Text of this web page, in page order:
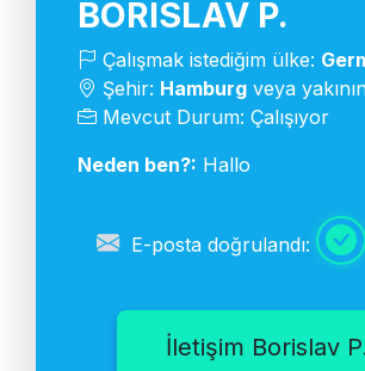
BORISLAV P.
Çalışmak istediğim ülke:
Şehir: Hamburg veya
Mevcut Durum: Çalışıyor
Neden ben?: Hallo
E-posta doğrulandı:
İletişim Borislav